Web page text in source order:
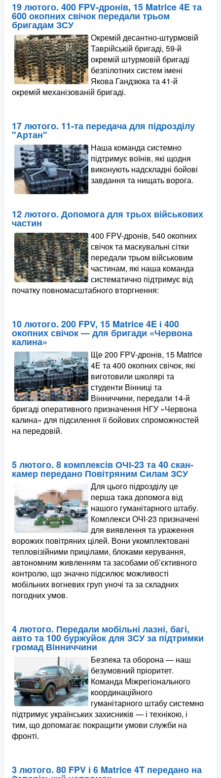
19 лютого. 400 FPV-дронів, 15 Matrice 4E та
600 окопних свічок передали трьом
бригадам ЗСУ
Окремій десантно-штурмовій
Таврійській бригаді, 59-й
окремій штурмовій бригаді
безпілотних систем імені
Якова Гандзюка та 41-й
окремій механізованій бригаді.
17 лютого. 11-та передача для підрозділу
"Артан"
Наша команда системно
підтримує воїнів, які щодня
виконують надскладні бойові
завдання та нищать ворога.
12 лютого. Допомога для трьох військових
частин
400 FPV-дронів, 540 окопних
свічок та маскувальні сітки
передали трьом військовим
частинам, які наша команда
систематично підтримує від
початку повномасштабного вторгнення:
10 лютого. 200 FPV, 15 Matrice 4E і 400
окопних свічок — для бригади «Червона
калина»
Ще 200 FPV-дронів, 15 Matrice
4E та 400 окопних свічок, які
виготовили школярі та
студенти Вінниці та
Вінниччини, передали 14-й
бригаді оперативного призначення НГУ «Червона
калина» для підсилення її бойових спроможностей
на передовій.
5 лютого. 8 комплексів ОЧІ-23 та 40 скан-
камер передано Повітряним Силам ЗСУ
Для цього підрозділу це
перша така допомога від
нашого гуманітарного штабу.
Комплекси ОЧІ-23 призначені
для виявлення та ураження
ворожих повітряних цілей. Вони укомплектовані
тепловізійними прицілами, блоками керування,
автономним живленням та засобами об’єктивного
контролю, що значно підсилює можливості
мобільних вогневих груп уночі та за складних
погодних умов.
4 лютого. Передали мобільні лазні, багі,
авто та 100 буржуйок для ЗСУ за підтримки
громад Вінниччини
Безпека та оборона — наш
безумовний пріоритет.
Команда Міжрегіонального
координаційного
гуманітарного штабу системно
підтримує українських захисників — і технікою, і
тим, що допомагає покращити умови служби на
фронті.
3 лютого. 80 FPV і 6 Matrice 4T передано на